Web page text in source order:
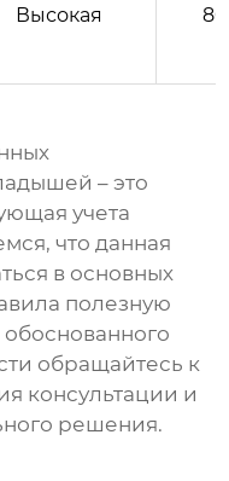
Высокая
– это
учета
что данная
в основных
полезную
обращайтесь к
консультации и
решения.